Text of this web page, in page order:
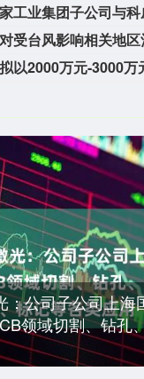
以2000万元-3000万
：公司子公司上海
领域切割、钻孔